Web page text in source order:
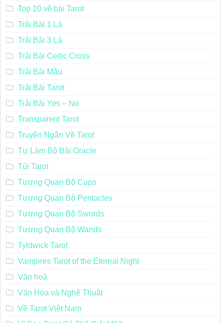
Top 10 về bài Tarot
Trải Bài 1 Lá
Trải Bài 3 Lá
Trải Bài Celtic Cross
Trải Bài Mẫu
Trải Bài Tarot
Trải Bài Yes – No
Transparent Tarot
Truyện Ngắn Về Tarot
Tự Làm Bộ Bài Oracle
Túi Tarot
Tương Quan Bộ Cups
Tương Quan Bộ Pentacles
Tương Quan Bộ Swords
Tương Quan Bộ Wands
Tyldwick Tarot
Vampires Tarot of the Eternal Night
Văn hoá
Văn Hóa và Nghệ Thuật
Về Tarot Việt Nam